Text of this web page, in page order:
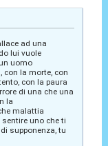
ad una
lui vuole
uomo
con la morte, con
con la paura
di una che una
la
malattia
sentire uno che ti
supponenza, tu